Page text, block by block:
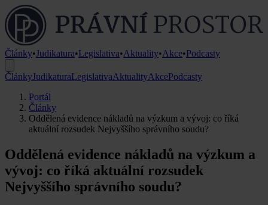
Články•Judikatura•Legislativa•Aktuality•Akce•Podcasty
ČlánkyJudikaturaLegislativaAktualityAkcePodcasty
Portál
Články
Oddělená evidence nákladů na výzkum a vývoj: co říká
aktuální rozsudek Nejvyššího správního soudu?
Oddělená evidence nákladů na výzkum a
vývoj: co říká aktuální rozsudek
Nejvyššího správního soudu?